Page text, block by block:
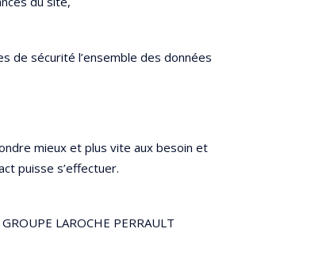
de sécurité l’ensemble des données
mieux et plus vite aux besoin et
puisse s’effectuer.
LAROCHE PERRAULT